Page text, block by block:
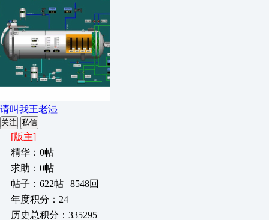
请叫我王老湿
关注 私信
[版主]
精华：0帖
求助：0帖
帖子：622帖 | 8548回
年度积分：24
历史总积分：335295